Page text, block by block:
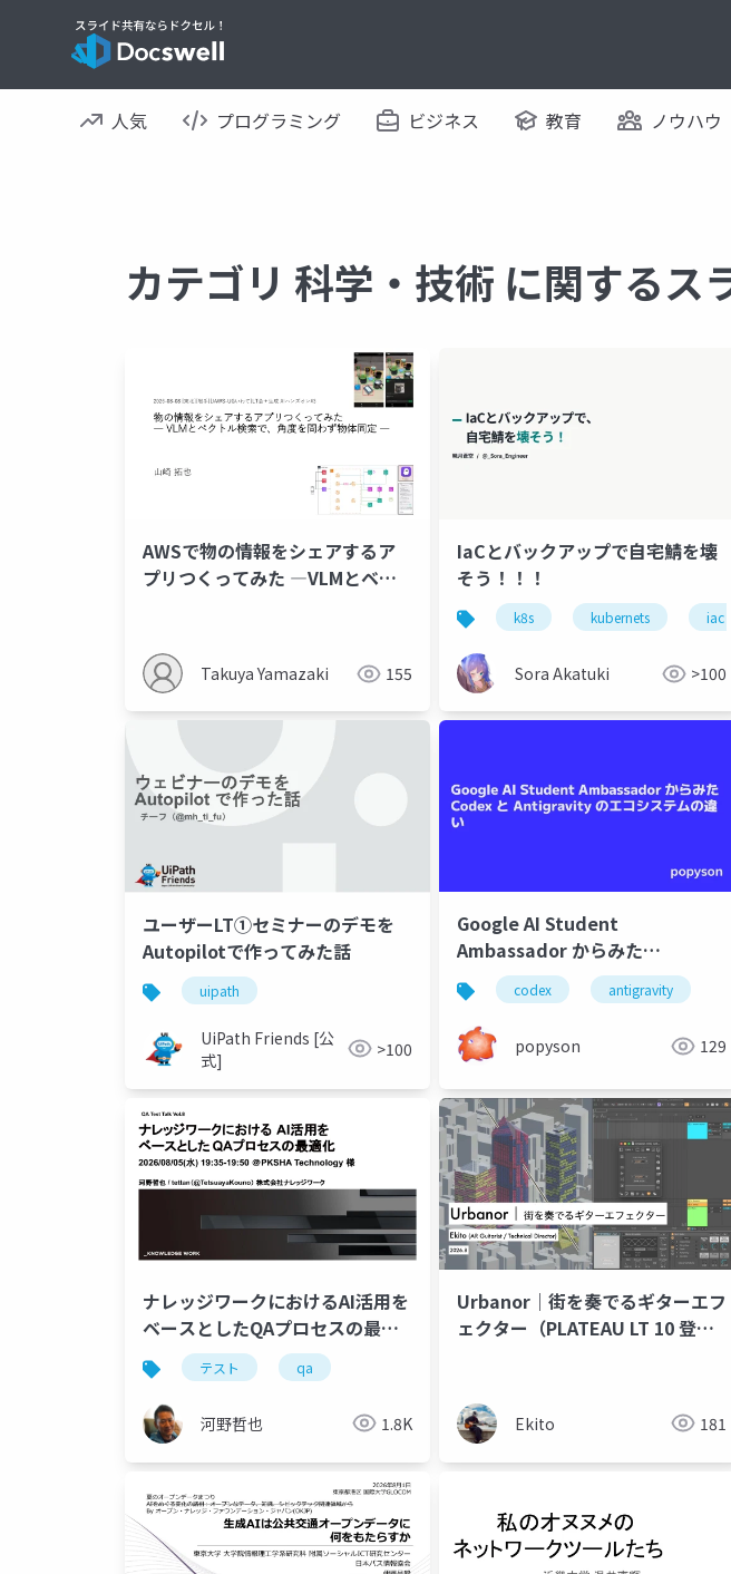
人気 プログラミング ビジネス 教育 ノウハウ
カテゴリ 科学・技術 に関するス
AWSで物の情報をシェアするア
プリつくってみた ―VLMとベク
Takuya Yamazaki 155
IaCとバックアップで自宅鯖を壊
そう！！！
k8s kubernets iac
Sora Akatuki >100
ユーザーLT①セミナーのデモを
Autopilotで作ってみた話
uipath
UiPath Friends [公
式]
>100
Google AI Student
Ambassador からみた
Antigravity と Codex のエコシ
ステムの違い
codex antigravity
popyson 129
ナレッジワークにおけるAI活用を
ベースとしたQAプロセスの最適
化
テスト qa
河野哲也 1.8K
Urbanor｜街を奏でるギターエフ
ェクター（PLATEAU LT 10 登壇
Ekito 181